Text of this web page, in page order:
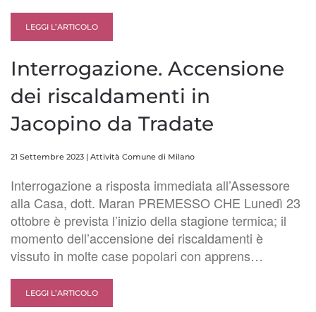
LEGGI L’ARTICOLO
Interrogazione. Accensione
dei riscaldamenti in
Jacopino da Tradate
21 Settembre 2023 | Attività Comune di Milano
Interrogazione a risposta immediata all’Assessore
alla Casa, dott. Maran PREMESSO CHE Lunedì 23
ottobre è prevista l’inizio della stagione termica; il
momento dell’accensione dei riscaldamenti è
vissuto in molte case popolari con apprens…
LEGGI L’ARTICOLO